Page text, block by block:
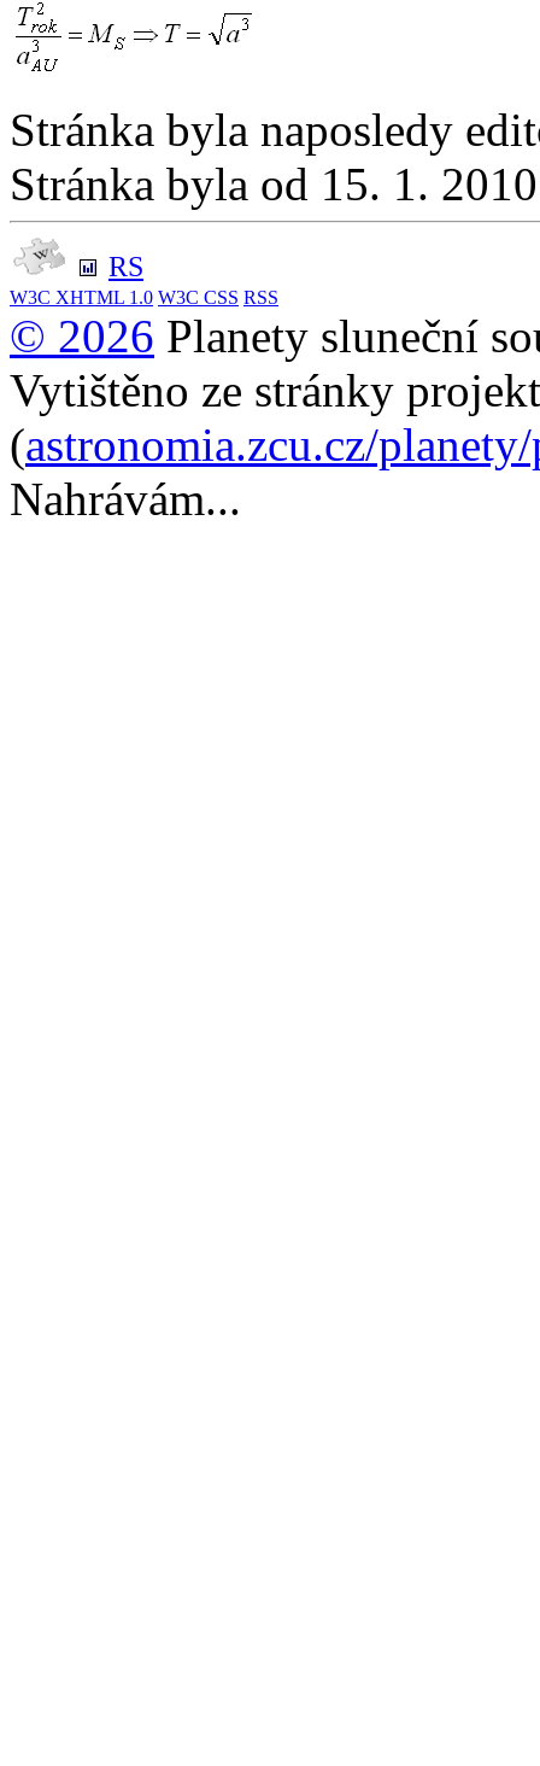
Stránka byla naposledy
Stránka byla od 15. 1.
RS
W3C XHTML 1.0 W3C CSS RSS
© 2026 Planety sluneční
Vytištěno ze stránky
(astronomia.zcu.cz/
Nahrávám...